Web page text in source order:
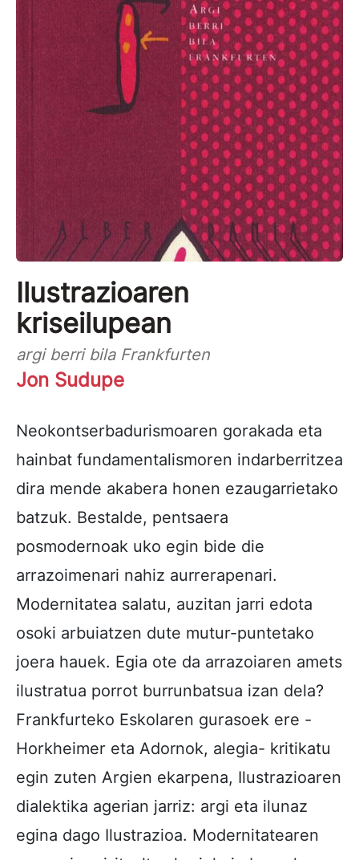
Ilustrazioaren
kriseilupean
argi berri bila Frankfurten
Jon Sudupe
Neokontserbadurismoaren gorakada eta
hainbat fundamentalismoren indarberritzea
dira mende akabera honen ezaugarrietako
batzuk. Bestalde, pentsaera
posmodernoak uko egin bide die
arrazoimenari nahiz aurrerapenari.
Modernitatea salatu, auzitan jarri edota
osoki arbuiatzen dute mutur-puntetako
joera hauek. Egia ote da arrazoiaren amets
ilustratua porrot burrunbatsua izan dela?
Frankfurteko Eskolaren gurasoek ere -
Horkheimer eta Adornok, alegia- kritikatu
egin zuten Argien ekarpena, Ilustrazioaren
dialektika agerian jarriz: argi eta ilunaz
egina dago Ilustrazioa. Modernitatearen